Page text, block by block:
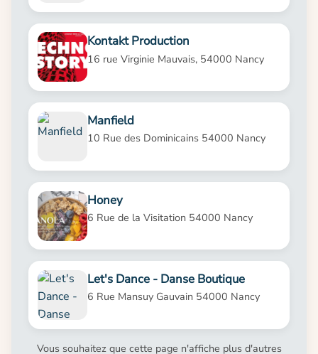
Kontakt Production
16 rue Virginie Mauvais, 54000 Nancy
Manfield
10 Rue des Dominicains 54000 Nancy
Honey
6 Rue de la Visitation 54000 Nancy
Let's Dance - Danse Boutique
6 Rue Mansuy Gauvain 54000 Nancy
Vous souhaitez que cette page n'affiche plus d'autres